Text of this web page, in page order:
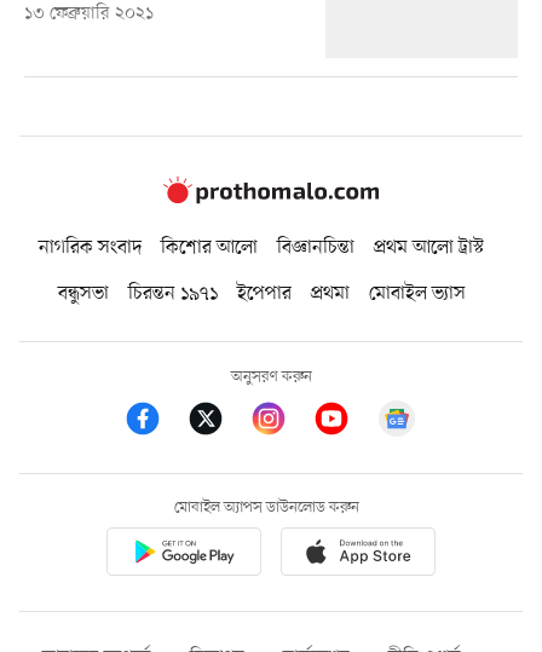
১৩ ফেব্রুয়ারি ২০২১
নাগরিক সংবাদ কিশোর আলো বিজ্ঞানচিন্তা
প্রথম আলো ট্রাস্ট
বন্ধুসভা
চিরন্তন ১৯৭১ ইপেপার প্রথমা মোবাইল ভ্যাস
অনুসরণ করুন
মোবাইল অ্যাপস ডাউনলোড করুন